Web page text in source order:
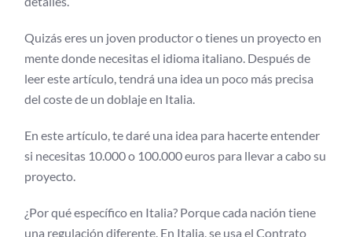
Quizás eres un joven productor o tienes un proyecto en
mente donde necesitas el idioma italiano. Después de
leer este artículo, tendrá una idea un poco más precisa
del coste de un doblaje en Italia.
En este artículo, te daré una idea para hacerte entender
si necesitas 10.000 o 100.000 euros para llevar a cabo su
proyecto.
¿Por qué específico en Italia? Porque cada nación tiene
una regulación diferente. En Italia, se usa el Contrato